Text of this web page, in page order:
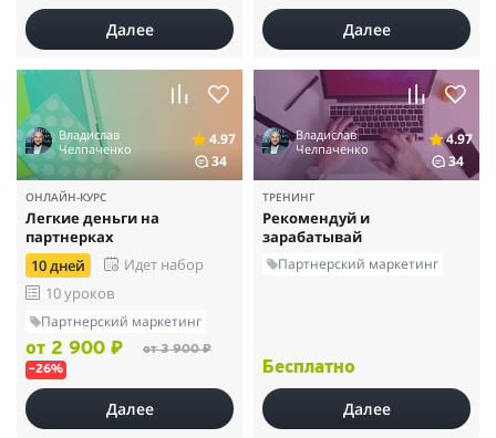
Далее Далее
Владислав
Челпаченко
4.97
34
ОНЛАЙН-КУРС
Легкие деньги на
партнерках
10 дней
Идет набор
10 уроков
Партнерский маркетинг
от 2 900 ₽ от 3 900 ₽
–26%
Далее
Владислав
Челпаченко
4.97
34
ТРЕНИНГ
Рекомендуй и
зарабатывай
Партнерский маркетинг
Бесплатно
Далее